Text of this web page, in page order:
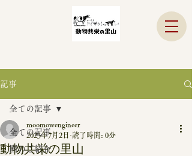
記事
全ての記事
園のご紹介
全ての記事
動物共栄の里山
moomowengineer
2023年7月2日 読了時間: 0分